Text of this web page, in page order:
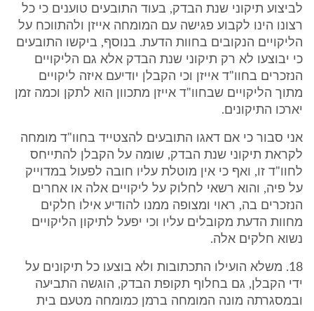
לביצוע תיקוני שנת הבדק, בעוד התובעים טוענים כי כל
רצונו הינו לקבוע פגישה עם המומחה אייזן ולהתווכח על
הליקויים הנקובים בחוות הדעת. בנוסף, ביקשו התובעים
כי יבוצעו לא רק תיקוני שנת הבדק אלא גם הליקויים
הנזכרים בחוו"ד אייזן וכי הקבלן יודיעם איזה ליקויים
מתוך הליקויים שבחוו"ד אייזן מתכוון הוא לתקן וכמה זמן
יארכו התיקונים.
אני סבור כי אם דאגו התובעים להצטייד בחוו"ד מומחה
לקראת תיקוני שנת הבדק, שומה על הקבלן להתייחס
לחוו"ד זו, ואף כי אין מוטלת עליו חובה לפעול במדוייק
על פיה, והוא רשאי לחלוק על ליקויים אלה או אחרים
הנזכרים בה, ראוי ומצופה ממנו להודיע אילו חלקים
מחוות הדעת מקובלים עליו וכי יפעל לתיקון הליקויים
נשוא חלקים אלה.
18. משלא הועילו התכתובות ולא בוצעו כל תיקונים על
ידי הקבלן, גם בחלוף תקופת הבדק, הוגשה התביעה
ובמסגרתה מונה המומחה ברמן כמומחה מטעם בית